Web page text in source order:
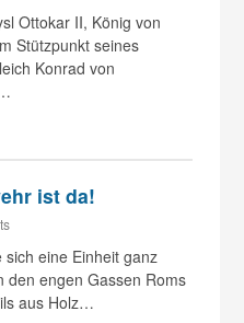
Ottokar II, König von
Stützpunkt seines
Konrad von
ist da!
eine Einheit ganz
den engen Gassen Roms
aus Holz…